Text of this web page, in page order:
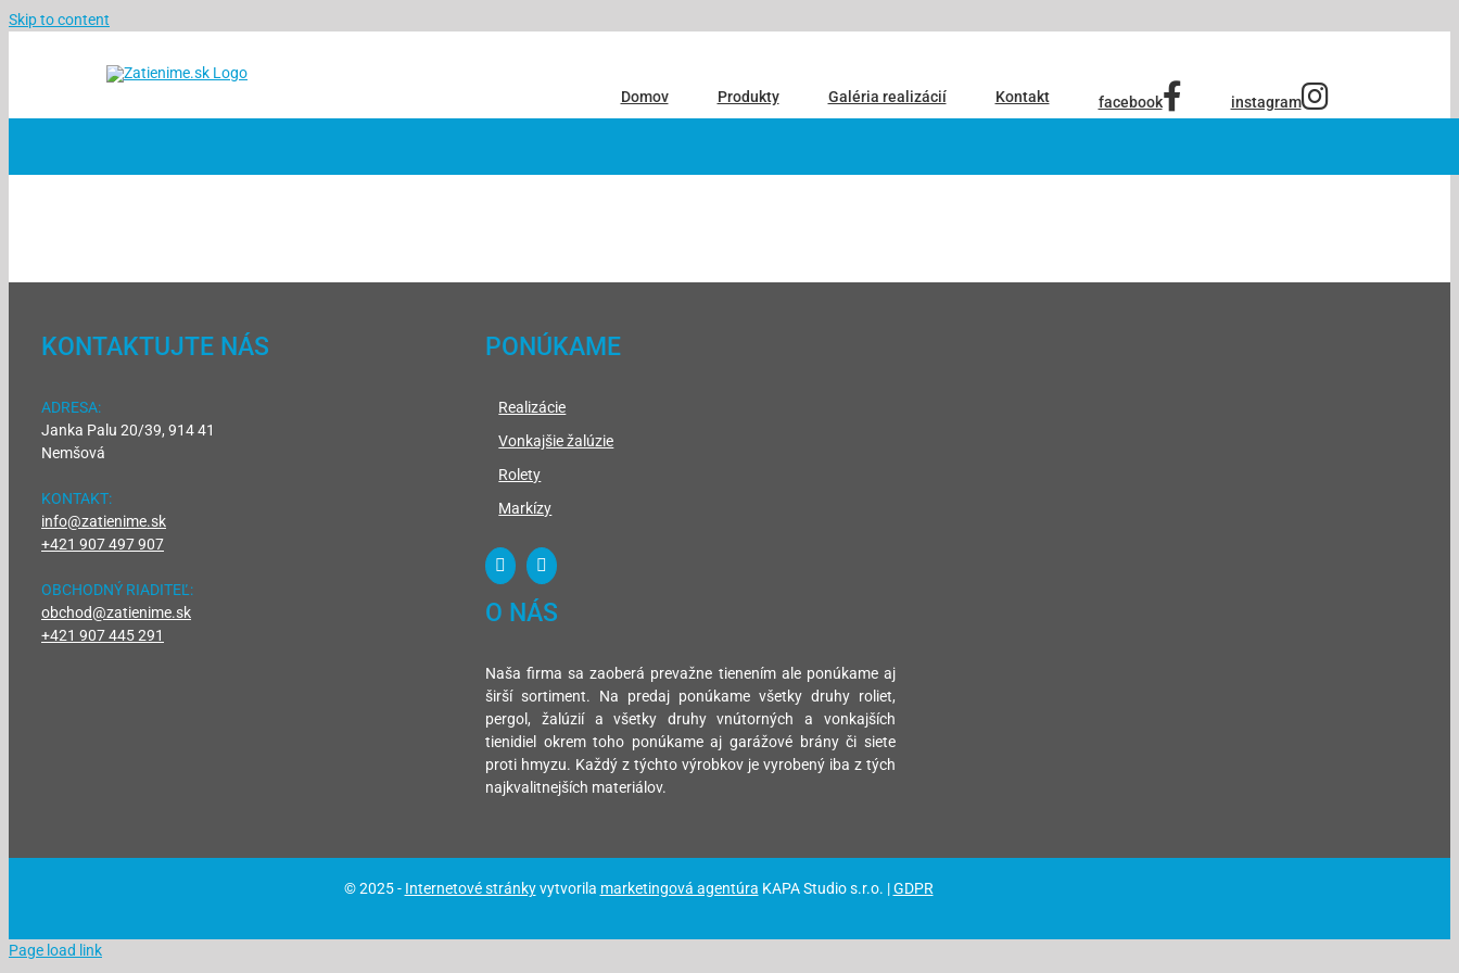
Skip to content
Domov Produkty Galéria realizácií Kontakt facebook instagram
KONTAKTUJTE NÁS
ADRESA:
Janka Palu 20/39, 914 41
Nemšová
KONTAKT:
info@zatienime.sk
+421 907 497 907
OBCHODNÝ RIADITEĽ:
obchod@zatienime.sk
+421 907 445 291
PONÚKAME
Realizácie
Vonkajšie žalúzie
Rolety
Markízy
O NÁS
Naša firma sa zaoberá prevažne tienením ale ponúkame aj
širší sortiment. Na predaj ponúkame všetky druhy roliet,
pergol, žalúzií a všetky druhy vnútorných a vonkajších
tienidiel okrem toho ponúkame aj garážové brány či siete
proti hmyzu. Každý z týchto výrobkov je vyrobený iba z tých
najkvalitnejších materiálov.
© 2025 - Internetové stránkyvytvorila marketingová agentúra KAPA Studio s.r.o. |GDPR
Page load link